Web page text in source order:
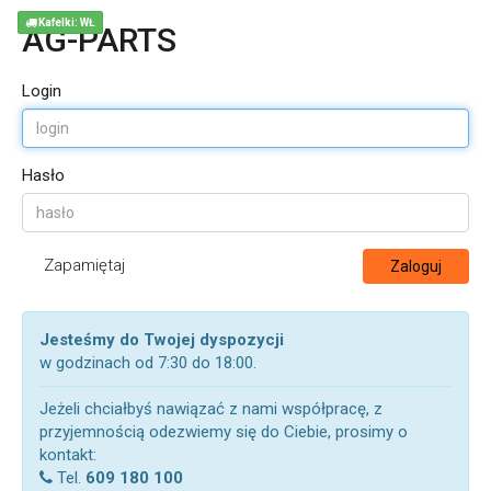
AG-PARTS
Login
Hasło
Zapamiętaj Zaloguj
Jesteśmy do Twojej dyspozycji
w godzinach od 7:30 do 18:00.
Jeżeli chciałbyś nawiązać z nami współpracę, z
przyjemnością odezwiemy się do Ciebie, prosimy o
kontakt:
Tel. 609 180 100
Kafelki: WŁ